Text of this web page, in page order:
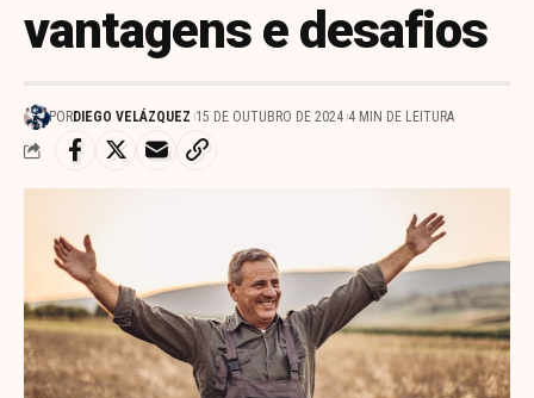
vantagens e desafios
PORDIEGO VELÁZQUEZ 15 DE OUTUBRO DE 2024 4 MIN DE LEITURA